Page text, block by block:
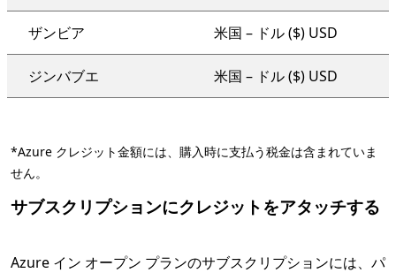
ザンビア 米国 – ドル ($) USD
ジンバブエ 米国 – ドル ($) USD
*Azure クレジット金額には、購入時に支払う税金は含まれていま
せん。
サブスクリプションにクレジットをアタッチする
Azure イン オープン プランのサブスクリプションには、パ